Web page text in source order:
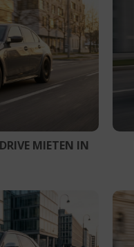
MIETEN IN